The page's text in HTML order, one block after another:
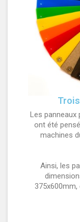
Les panneaux
ont été
machines
Ainsi, les